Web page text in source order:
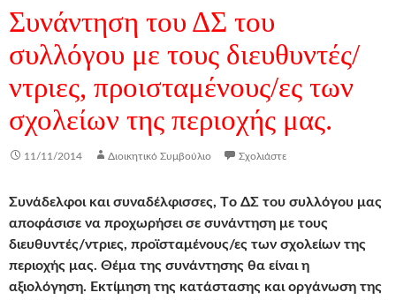
Συνάντηση του ΔΣ του
συλλόγου με τους διευθυντές/
ντριες, προισταμένους/ες των
σχολείων της περιοχής μας.
11/11/2014 Διοικητικό Συμβούλιο Σχολιάστε
Συνάδελφοι και συναδέλφισσες, Tο ΔΣ του συλλόγου μας
αποφάσισε να προχωρήσει σε συνάντηση με τους
διευθυντές/ντριες, προϊσταμένους/ες των σχολείων της
περιοχής μας. Θέμα της συνάντησης θα είναι η
αξιολόγηση. Εκτίμηση της κατάστασης και οργάνωση της